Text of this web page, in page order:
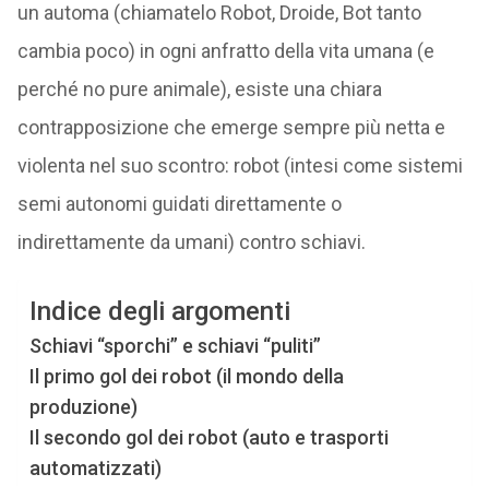
un automa (chiamatelo Robot, Droide, Bot tanto
cambia poco) in ogni anfratto della vita umana (e
perché no pure animale), esiste una chiara
contrapposizione che emerge sempre più netta e
violenta nel suo scontro: robot (intesi come sistemi
semi autonomi guidati direttamente o
indirettamente da umani) contro schiavi.
Indice degli argomenti
Schiavi “sporchi” e schiavi “puliti”
Il primo gol dei robot (il mondo della
produzione)
Il secondo gol dei robot (auto e trasporti
automatizzati)